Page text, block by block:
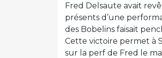
Fred Delsaute avait
présents d’une
des Bobelins faisait
Cette victoire permet à
sur la perf de Fred le